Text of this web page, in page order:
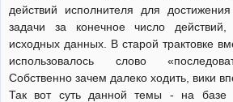
действий исполнителя для
задачи за конечное число
исходных данных. В старой трактовке
использовалось слово
Собственно зачем далеко ходить, вики
Так вот суть данной темы - на